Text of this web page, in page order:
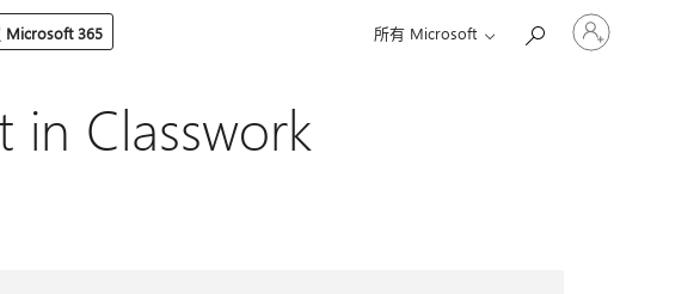
Microsoft 365 所有 Microsoft
登
入
Classwork